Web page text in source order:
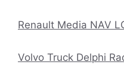
Renault Media NAV
Volvo Truck Delphi